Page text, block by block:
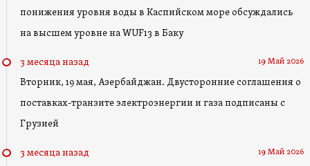
понижения уровня воды в Каспийском море обсуждались
на высшем уровне на WUF13 в Баку
3 месяца назад 19 Май 2026
Вторник, 19 мая, Азербайджан. Двусторонние соглашения о
поставках-транзите электроэнергии и газа подписаны с
Грузией
3 месяца назад 19 Май 2026